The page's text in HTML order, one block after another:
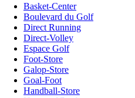
Basket-Center
Boulevard du Golf
Direct Running
Direct-Volley
Espace Golf
Foot-Store
Galop-Store
Goal-Foot
Handball-Store